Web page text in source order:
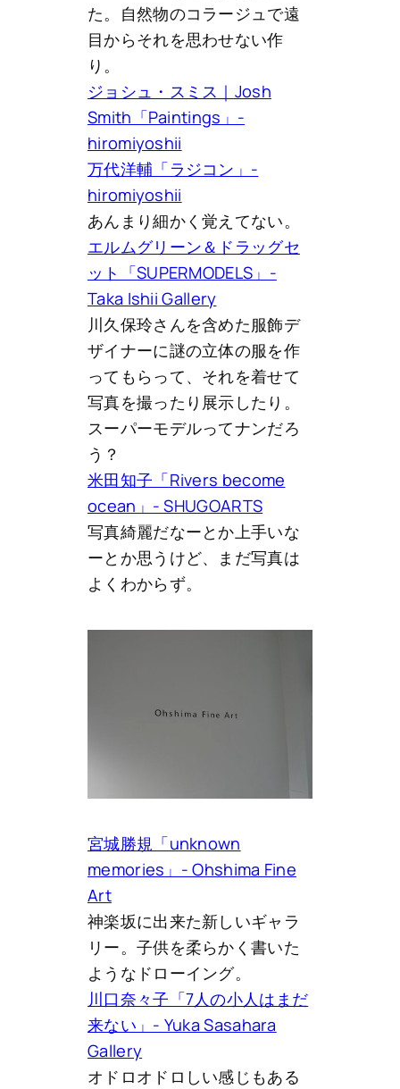
た。自然物のコラージュで遠
目からそれを思わせない作
り。
ジョシュ・スミス｜Josh
Smith「Paintings」-
hiromiyoshii
万代洋輔「ラジコン」-
hiromiyoshii
あんまり細かく覚えてない。
エルムグリーン＆ドラッグセ
ット「SUPERMODELS」-
Taka Ishii Gallery
川久保玲さんを含めた服飾デ
ザイナーに謎の立体の服を作
ってもらって、それを着せて
写真を撮ったり展示したり。
スーパーモデルってナンだろ
う？
米田知子「Rivers become
ocean」- SHUGOARTS
写真綺麗だなーとか上手いな
ーとか思うけど、まだ写真は
よくわからず。
宮城勝規「unknown
memories」- Ohshima Fine
Art
神楽坂に出来た新しいギャラ
リー。子供を柔らかく書いた
ようなドローイング。
川口奈々子「7人の小人はまだ
来ない」- Yuka Sasahara
Gallery
オドロオドロしい感じもある